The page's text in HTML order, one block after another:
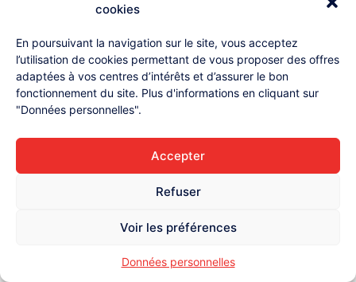
cookies
En poursuivant la navigation sur le site, vous acceptez
l’utilisation de cookies permettant de vous proposer des offres
adaptées à vos centres d’intérêts et d’assurer le bon
fonctionnement du site. Plus d'informations en cliquant sur
"Données personnelles".
Accepter
Refuser
Voir les préférences
Données personnelles
4, rue Henri Lollier
51370 Champigny
Accueil
Contact
Mentions légales
Données personnelles